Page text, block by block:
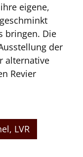
eigene,
bringen. Die
der
alternative
Revier
LVR